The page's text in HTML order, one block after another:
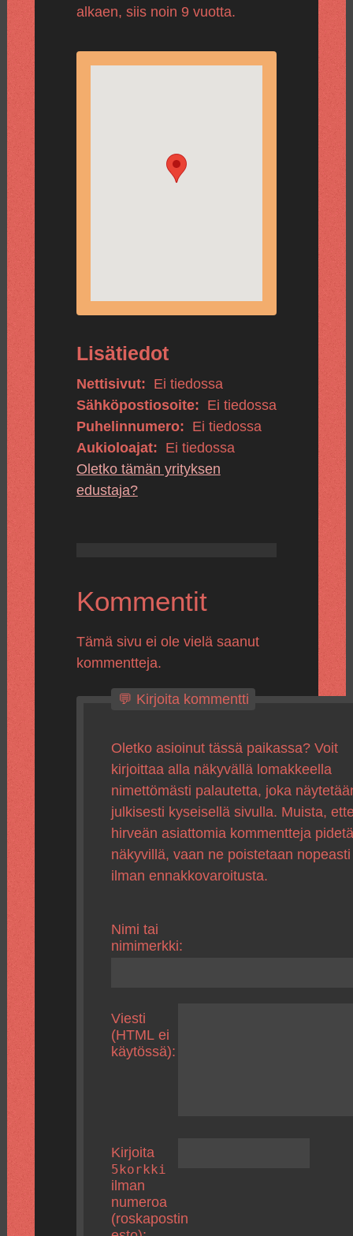
alkaen, siis noin 9 vuotta.
Lisätiedot
Nettisivut: Ei tiedossa
Sähköpostiosoite: Ei tiedossa
Puhelinnumero: Ei tiedossa
Aukioloajat: Ei tiedossa
Oletko tämän yrityksen
edustaja?
Kommentit
Tämä sivu ei ole vielä saanut
kommentteja.
💬 Kirjoita kommentti
Oletko asioinut tässä paikassa? Voit
kirjoittaa alla näkyvällä lomakkeella
nimettömästi palautetta, joka
julkisesti kyseisellä sivulla. Muista,
hirveän asiattomia kommentteja pidetä
näkyvillä, vaan ne poistetaan
ilman ennakkovaroitusta.
Nimi tai
nimimerkki:
Viesti
(HTML ei
käytössä):
Kirjoita
5korkki
ilman
numeroa
(roskapostin